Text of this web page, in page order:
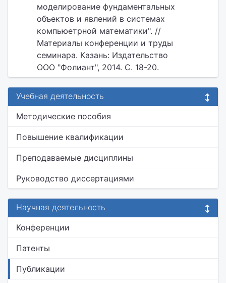
моделирование фундаментальных
объектов и явлений в системах
компьюетрной математики". //
Материалы конференции и труды
семинара. Казань: Издательство
ООО "Фолиант", 2014. С. 18-20.
Учебная деятельность
Методические пособия
Повышение квалификации
Преподаваемые дисциплины
Руководство диссертациями
Научная деятельность
Конференции
Патенты
Публикации